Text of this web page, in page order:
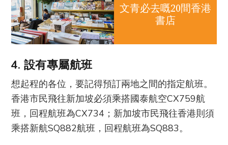
文青必去嘅20間香港
書店
4. 設有專屬航班
想起程的各位，要記得預訂兩地之間的指定航班。
香港市民飛往新加坡必須乘搭國泰航空CX759航
班，回程航班為CX734；新加坡市民飛往香港則須
乘搭新航SQ882航班，回程航班為SQ883。